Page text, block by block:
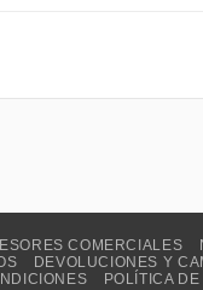
COMERCIALES
DEVOLUCIONES Y
POLÍTICA